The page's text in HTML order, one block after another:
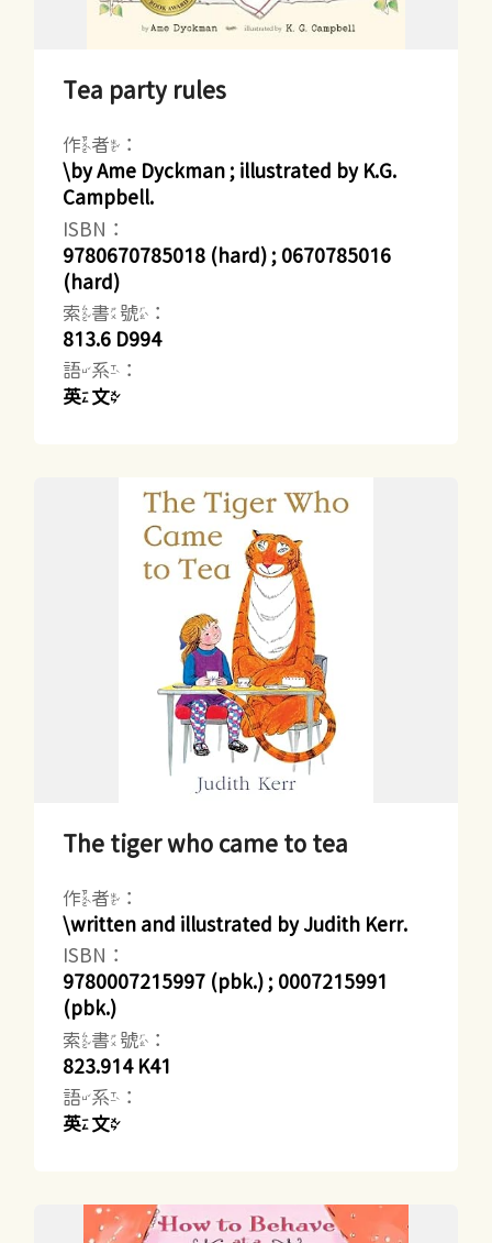
Tea party rules
作者：
\by Ame Dyckman ; illustrated by K.G.
Campbell.
ISBN：
9780670785018 (hard) ; 0670785016
(hard)
索書號：
813.6 D994
語系：
英文
The tiger who came to tea
作者：
\written and illustrated by Judith Kerr.
ISBN：
9780007215997 (pbk.) ; 0007215991
(pbk.)
索書號：
823.914 K41
語系：
英文